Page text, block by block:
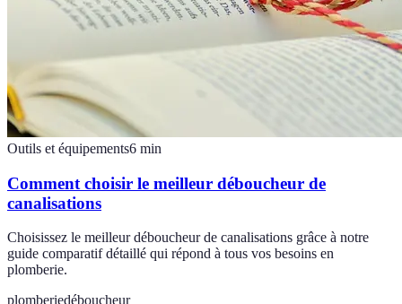
Outils et équipements6 min
Comment choisir le meilleur déboucheur de
canalisations
Choisissez le meilleur déboucheur de canalisations grâce à notre
guide comparatif détaillé qui répond à tous vos besoins en
plomberie.
plomberiedéboucheur